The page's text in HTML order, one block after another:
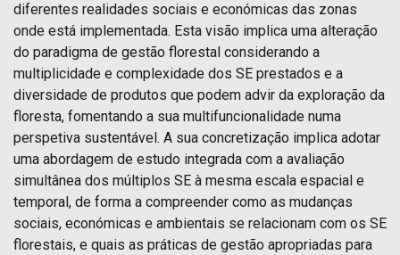
diferentes realidades sociais e económicas das zonas
onde está implementada. Esta visão implica uma alteração
do paradigma de gestão florestal considerando a
multiplicidade e complexidade dos SE prestados e a
diversidade de produtos que podem advir da exploração da
floresta, fomentando a sua multifuncionalidade numa
perspetiva sustentável. A sua concretização implica adotar
uma abordagem de estudo integrada com a avaliação
simultânea dos múltiplos SE à mesma escala espacial e
temporal, de forma a compreender como as mudanças
sociais, económicas e ambientais se relacionam com os SE
florestais, e quais as práticas de gestão apropriadas para